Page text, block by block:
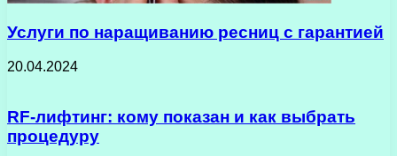
Услуги по наращиванию ресниц с гарантией
20.04.2024
RF-лифтинг: кому показан и как выбрать
процедуру